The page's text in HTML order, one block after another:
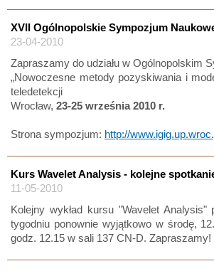
XVII Ogólnopolskie Sympozjum
23-04-2010
Zapraszamy do udziału w Ogólnopolskim
„Nowoczesne metody pozyskiwania i
teledetekcji
Wrocław, 23-25 września 2010 r.
Strona sympozjum: http://
Kurs Wavelet Analysis - kolejne
11-05-2010
Kolejny wykład kursu "Wavelet
tygodniu ponownie wyjątkowo w środę,
godz. 12.15 w sali 137 CN-D. Zapraszamy!